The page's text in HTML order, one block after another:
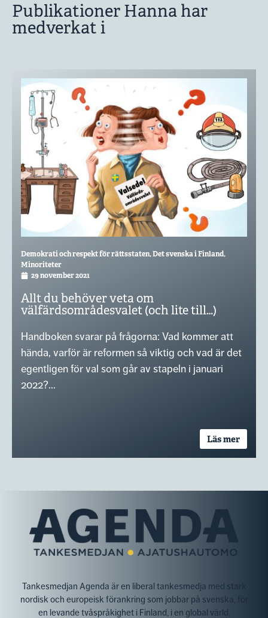
Publikationer Hanna har
medverkat i
Demokrati och respekt för rättsstaten,Det svenska i Finland,
Minoriteter
29 november 2021
Allt du behöver veta om
välfärdsområdesvalet (och lite till…)
Handboken svarar på frågorna: Vad kommer att
hända, varför är reformen så viktig och vad är det
egentligen för val som går av stapeln i januari
2022?...
Läs mer
Tankesmedjan Agenda är en liberal tankesmedja med stark
nordisk och europeisk förankring som jobbar på svenska, för
en levande tvåspråkighet i Finland, i en global värld.